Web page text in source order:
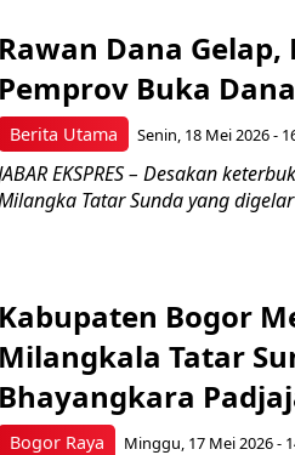
Berita Utama
Rawan Dana
Pemprov Buka
Senin, 18 Mei 2026 -
EKSPRES – Desakan
Tatar Sunda yang
Bogor Raya
Kabupaten Bogor
Milangkala Tatar
Bhayangkara
Minggu, 17 Mei 2026 -